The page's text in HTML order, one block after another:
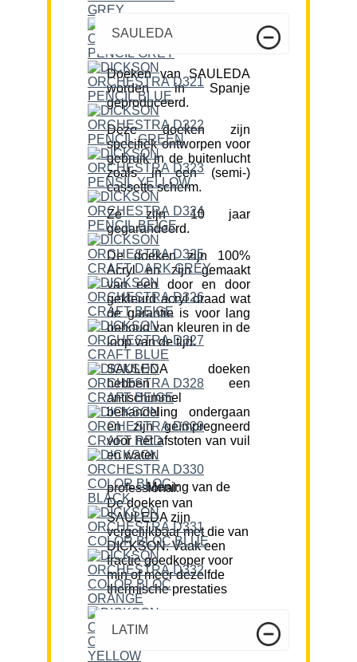
SAULEDA
Doeken van SAULEDA
worden in Spanje
geproduceerd.
Deze doeken zijn
specifiek ontworpen voor
gebruik in de buitenlucht
zoals in een (semi-)
cassette scherm.
Ze zijn 10 jaar
gegarandeerd.
De doeken zijn 100%
Acryl en zijn gemaakt
van een door en door
gekleurd acryl draad wat
de garantie is voor lang
behoud van kleuren in de
loop van de tijd.
SAULEDA doeken
hebben een
antischimmel
behandeling ondergaan
en zijn geïmpregneerd
voor het afstoten van vuil
en water.
Mening van de professional:
De doeken van
SAULEDA zijn
vergelijkbaar met die van
DICKSON. Vaak een
fractie goedkoper voor
min of meer dezelfde
thermische prestaties
LATIM